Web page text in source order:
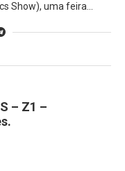
Show), uma feira…
– Z1 –